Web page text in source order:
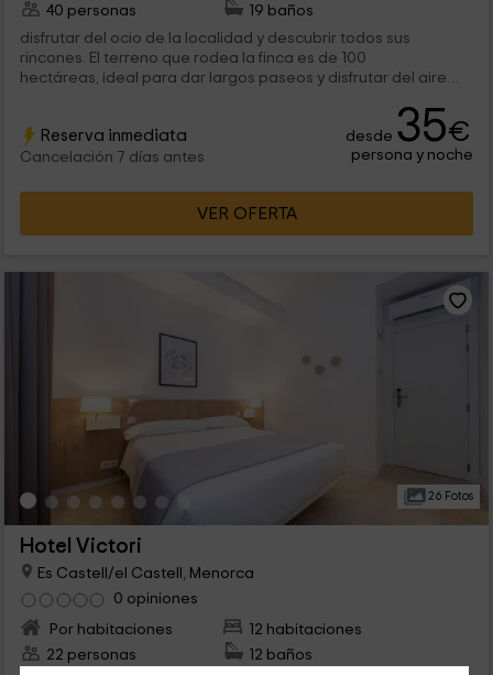
40 personas
19 baños
disfrutar del ocio de la localidad y descubrir todos sus
rincones. El terreno que rodea la finca es de 100
hectáreas, ideal para dar largos paseos y disfrutar del aire
Reserva inmediata
Cancelación 7 días antes
desde 35€
persona y noche
VER OFERTA
26 Fotos
Hotel Victori
Es Castell/el Castell, Menorca
0 opiniones
Por habitaciones
12 habitaciones
22 personas
12 baños